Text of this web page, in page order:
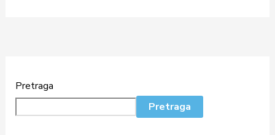
Pretraga
Pretraga